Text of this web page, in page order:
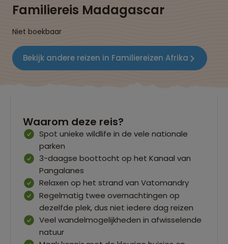
Familiereis Madagascar
Niet boekbaar
Bekijk andere reizen in Familiereizen Afrika
Waarom deze reis?
Spot unieke wildlife in de vele nationale
parken
3-daagse boottocht op het Kanaal van
Pangalanes
Relaxen op het strand van Vatomandry
Regelmatig twee overnachtingen op
dezelfde plek, dus niet iedere dag reizen
Veel wandelmogelijkheden in afwisselende
natuur